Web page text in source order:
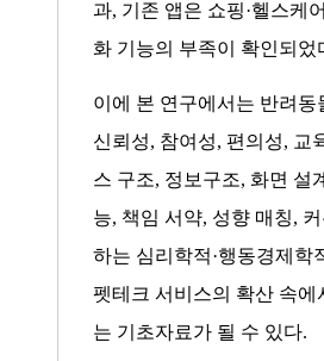
과, 기존 앱은 쇼핑·헬스케
화 기능의 부족이 확인되었
이에 본 연구에서는 반려
신뢰성, 참여성, 편의성, 교
스 구조, 정보구조, 화면 설
능, 책임 서약, 성향 매칭,
하는 심리학적·행동경제학
펫테크 서비스의 확산 속
는 기초자료가 될 수 있다.